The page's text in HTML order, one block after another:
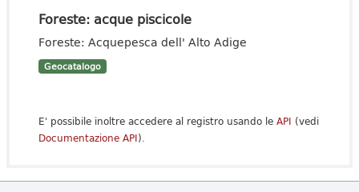
Foreste: acque piscicole
Foreste: Acquepesca dell' Alto Adige
Geocatalogo
E' possibile inoltre accedere al registro usando le API (vedi
Documentazione API).